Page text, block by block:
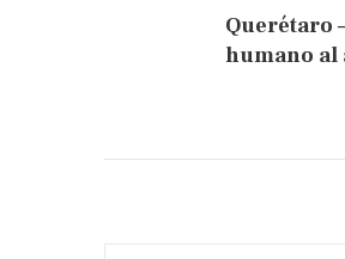
Querétaro
humano al